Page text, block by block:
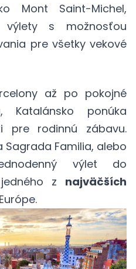
Mont Saint-Michel,
výlety s možnosťou
pre všetky vekové
až po pokojné
Katalánsko ponúka
pre rodinnú zábavu.
Sagrada Familia, alebo
výlet do
z najväčších